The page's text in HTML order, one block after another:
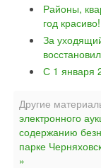
Районы,
год красиво!
За
С 1 января
Другие
электронного
содержанию
парке
»